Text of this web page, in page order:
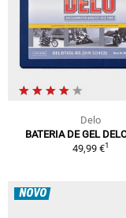
Delo
BATERIA DE GEL
49,99 €1
NOVO